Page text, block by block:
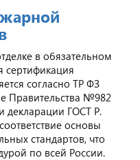
в обязательном
сертификация
согласно ТР ФЗ
Правительства №982
декларации ГОСТ Р.
основы
стандартов, что
по всей России.